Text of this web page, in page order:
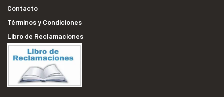
Contacto
Términos y Condiciones
Libro de Reclamaciones